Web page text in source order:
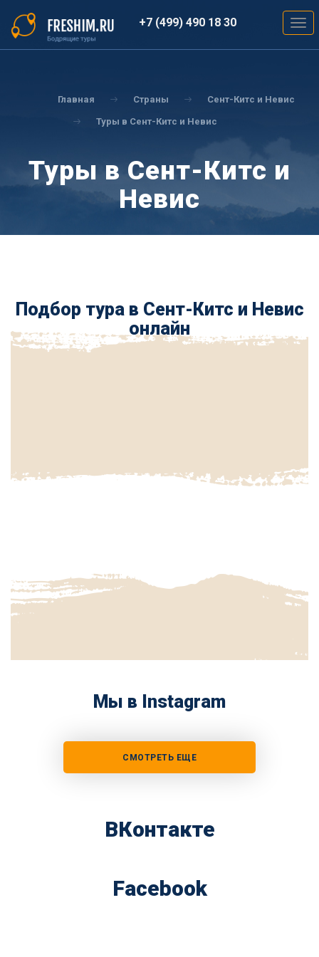
основному
содержанию
+7 (499) 490 18 30
Главная Страны Сент-Китс и Невис
Туры в Сент-Китс и Невис
Туры в Сент-Китс и
Невис
Подбор тура в Сент-Китс и Невис
онлайн
Мы в Instagram
СМОТРЕТЬ ЕЩЕ
ВКонтакте
Facebook